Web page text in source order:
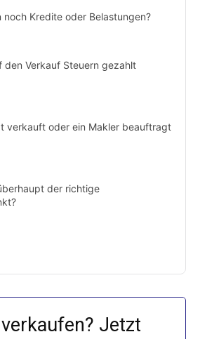
noch Kredite oder Belastungen?
den Verkauf Steuern gezahlt
verkauft oder ein Makler beauftragt
der richtige
Jetzt